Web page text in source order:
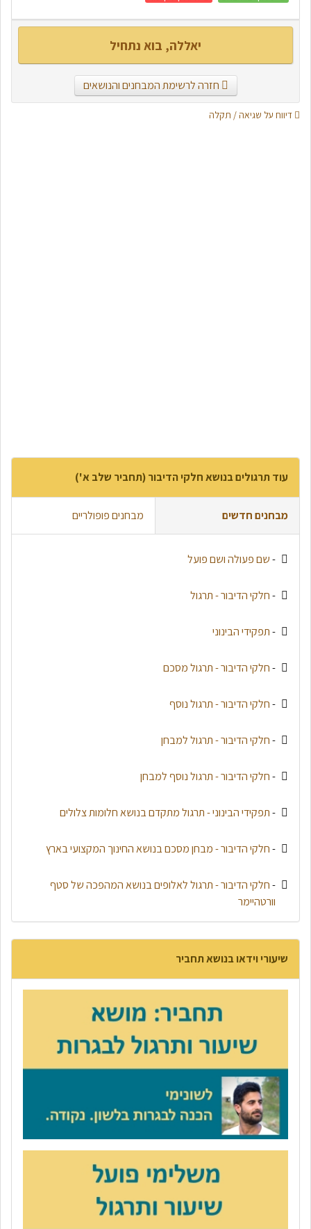
יאללה, בוא נתחיל
חזרה לרשימת המבחנים והנושאים
דיווח על שגיאה / תקלה
עוד תרגולים בנושא חלקי הדיבור (תחביר שלב א')
מבחנים חדשים מבחנים פופולריים
-שם פעולה ושם פועל
-חלקי הדיבור - תרגול
-תפקידי הבינוני
-חלקי הדיבור - תרגול מסכם
-חלקי הדיבור - תרגול נוסף
-חלקי הדיבור - תרגול למבחן
-חלקי הדיבור - תרגול נוסף למבחן
-תפקידי הבינוני - תרגול מתקדם בנושא חלומות צלולים
-חלקי הדיבור - מבחן מסכם בנושא החינוך המקצועי בארץ
-חלקי הדיבור - תרגול לאלופים בנושא המהפכה של סטף
וורטהיימר
שיעורי וידאו בנושא תחביר